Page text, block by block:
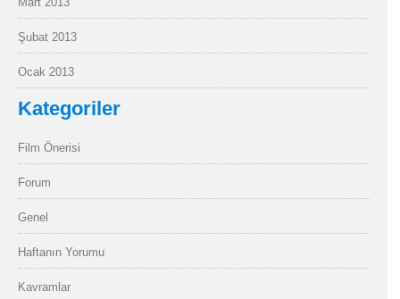
Şubat 2013
Ocak 2013
Kategoriler
Film Önerisi
Forum
Genel
Haftanın Yorumu
Kavramlar